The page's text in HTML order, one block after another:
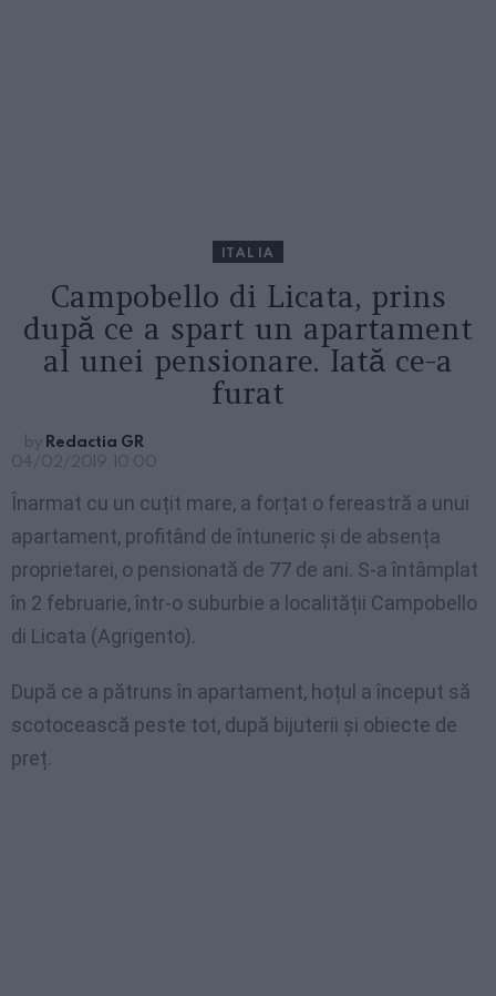
ITALIA
Campobello di Licata, prins
după ce a spart un apartament
al unei pensionare. Iată ce-a
furat
by Redactia GR
04/02/2019, 10:00
Înarmat cu un cuțit mare, a forțat o fereastră a unui
apartament, profitând de întuneric și de absența
proprietarei, o pensionată de 77 de ani. S-a întâmplat
în 2 februarie, într-o suburbie a localității Campobello
di Licata (Agrigento).
După ce a pătruns în apartament, hoțul a început să
scotocească peste tot, după bijuterii și obiecte de
preț.